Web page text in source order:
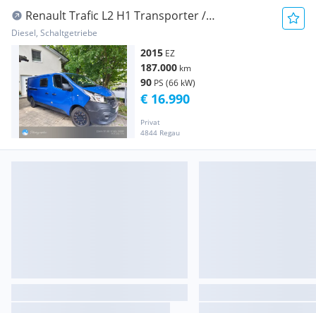
Renault Trafic L2 H1 Transporter /
Kastenwagen
Diesel, Schaltgetriebe
2015 EZ
187.000 km
90 PS (66 kW)
Privat
4844 Regau
€ 16.990